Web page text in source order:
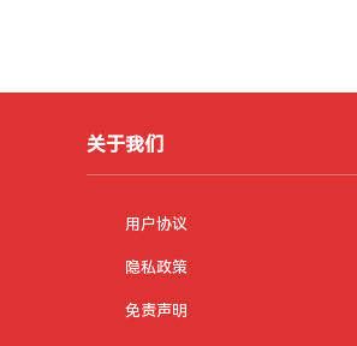
关于我们
用户协议
隐私政策
免责声明